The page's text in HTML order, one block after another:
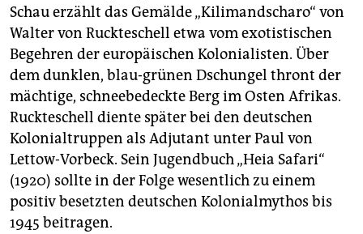
Schau erzählt das Gemälde „Kilimandscharo“ von
Walter von Ruckteschell etwa vom exotistischen
Begehren der europäischen Kolonialisten. Über
dem dunklen, blau-grünen Dschungel thront der
mächtige, schneebedeckte Berg im Osten Afrikas.
Ruckteschell diente später bei den deutschen
Kolonialtruppen als Adjutant unter Paul von
Lettow-Vorbeck. Sein Jugendbuch „Heia Safari“
(1920) sollte in der Folge wesentlich zu einem
positiv besetzten deutschen Kolonialmythos bis
1945 beitragen.